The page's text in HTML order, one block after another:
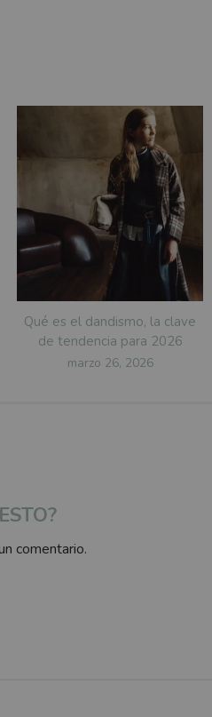
Qué es el dandismo, la clave
de tendencia para 2026
Posted
marzo 26, 2026
comentario.